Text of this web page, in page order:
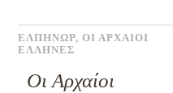
ΕΛΠΗΝΩΡ,ΟΙ ΑΡΧΑΙΟΙ
ΕΛΛΗΝΕΣ
Οι Αρχαίοι